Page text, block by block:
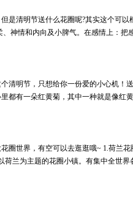
清明节送什么花圈呢?其实这个可以
神情和内向及小脾气。在感情上：把
清明节，只想给你一份爱的小心机！
都有一朵红黄菊，其中一种就是像红
圈世界，有空可以去逛逛哦~ 1.荷兰
兰为主题的花圈小镇。有集中全世